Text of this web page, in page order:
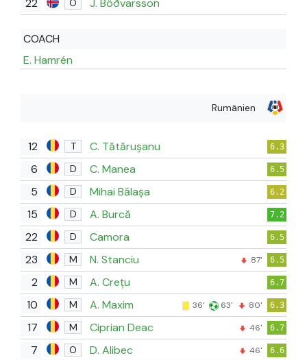
O
COACH
E. Hamrén
Rumänien
12 T C. Tătărușanu 6.3
6 D C. Manea 6.5
5 D Mihai Bălașa 6.2
15 D A. Burcă 7.2
22 D Camora 6.5
23 M N. Stanciu 87' 6.5
2 M A. Crețu 6.7
10 M A. Maxim 36' 63' 80' 6.3
17 M Ciprian Deac 46' 6.7
7 O D. Alibec 46' 6.6